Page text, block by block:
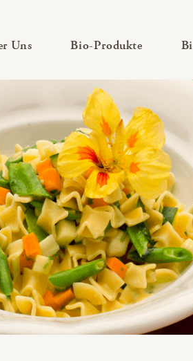
Uns— Untermenü ausklappen
Bio-Produkte—